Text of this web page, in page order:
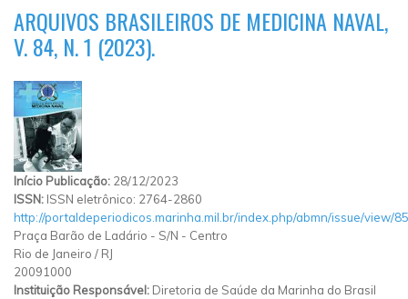
ARQUIVOS BRASILEIROS DE MEDICINA NAVAL,
V. 84, N. 1 (2023).
Início Publicação: 28/12/2023
ISSN: ISSN eletrônico: 2764-2860
http://portaldeperiodicos.marinha.mil.br/index.php/abmn/issue/view/
Praça Barão de Ladário - S/N - Centro
Rio de Janeiro / RJ
20091000
Instituição Responsável: Diretoria de Saúde da Marinha do Brasil